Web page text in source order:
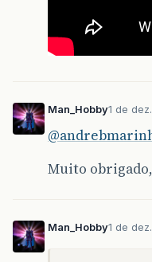
Man_Hobby1 de
Muito
Man_Hobby1 de